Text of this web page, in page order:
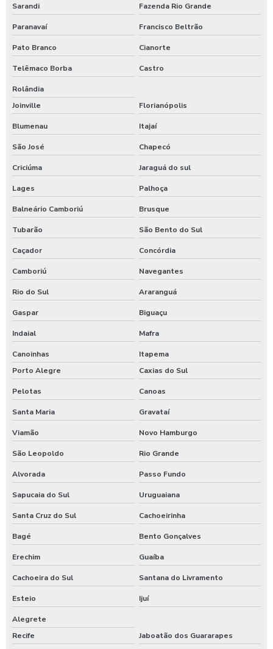
Sarandi Fazenda Rio Grande
Paranavaí Francisco Beltrão
Pato Branco Cianorte
Telêmaco Borba Castro
Rolândia
Joinville
Florianópolis
Blumenau Itajaí
São José Chapecó
Criciúma Jaraguá do sul
Lages Palhoça
Balneário Camboriú Brusque
Tubarão São Bento do Sul
Caçador Concórdia
Camboriú Navegantes
Rio do Sul Araranguá
Gaspar Biguaçu
Indaial Mafra
Canoinhas
Itapema
Porto Alegre
Caxias do Sul
Pelotas Canoas
Santa Maria Gravataí
Viamão Novo Hamburgo
São Leopoldo Rio Grande
Alvorada Passo Fundo
Sapucaia do Sul Uruguaiana
Santa Cruz do Sul Cachoeirinha
Bagé Bento Gonçalves
Erechim Guaíba
Cachoeira do Sul Santana do Livramento
Esteio Ijuí
Alegrete
Recife
Jaboatão dos Guararapes